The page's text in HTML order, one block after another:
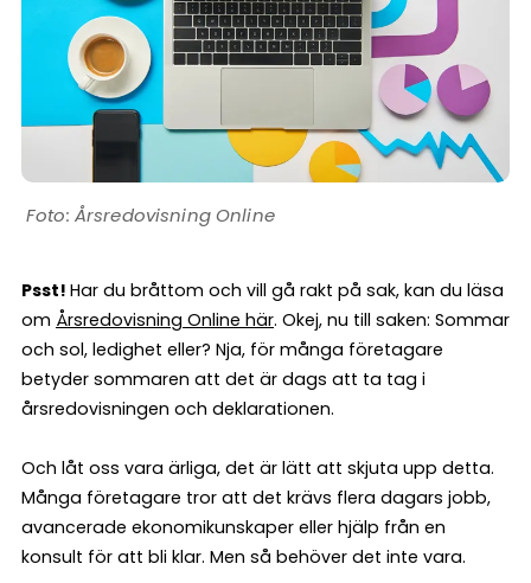
Årsredovisning Online
Psst! Har du bråttom och vill gå rakt på sak, kan du läsa
om Årsredovisning Online här. Okej, nu till saken: Sommar
och sol, ledighet eller? Nja, för många företagare
betyder sommaren att det är dags att ta tag i
årsredovisningen och deklarationen.
Och låt oss vara ärliga, det är lätt att skjuta upp detta.
Många företagare tror att det krävs flera dagars jobb,
avancerade ekonomikunskaper eller hjälp från en
konsult för att bli klar. Men så behöver det inte vara.